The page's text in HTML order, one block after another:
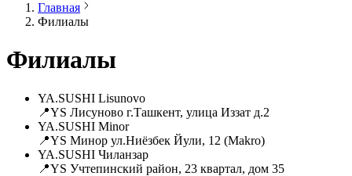
Главная
Филиалы
Филиалы
YA.SUSHI Lisunovo
📍YS Лисуново г.Ташкент, улица Иззат д.2
YA.SUSHI Minor
📍YS Минор ул.Ниёзбек Йули, 12 (Makro)
YA.SUSHI Чиланзар
📍YS Учтепинский район, 23 квартал, дом 35